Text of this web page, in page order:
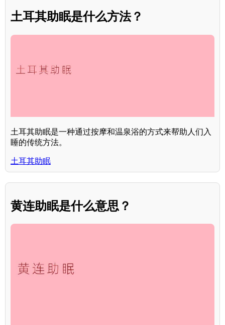
土耳其助眠是什么方法？
土耳其助眠是一种通过按摩和温泉浴的方式来帮助人们入
睡的传统方法。
土耳其助眠
黄连助眠是什么意思？